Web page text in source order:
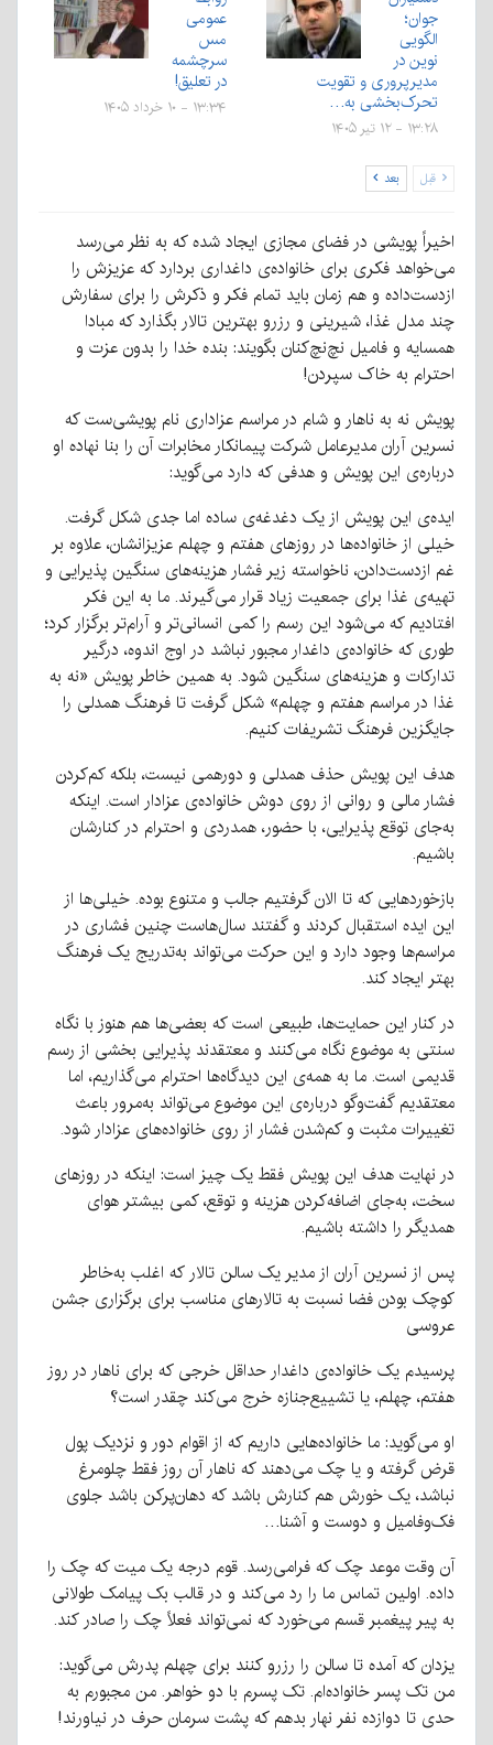
جوان؛
الگویی
نوین در
مدیرپروری و تقویت
تحرک‌بخشی به…
۱۳:۲۸ - ۱۲ تیر ۱۴۰۵
عمومی
مس
سرچشمه
در تعلیق!
۱۳:۳۴ - ۱۰ خرداد ۱۴۰۵
قبل بعد
اخیراً پویشی در فضای مجازی ایجاد شده که به نظر می‌رسد
می‌خواهد فکری برای خانواده‌ی داغداری بردارد که عزیزش را
ازدست‌داده و هم زمان باید تمام فکر و ذکرش را برای سفارش
چند مدل غذا، شیرینی و رزرو بهترین تالار بگذارد که مبادا
همسایه و فامیل نچ‌نچ‌کنان بگویند: بنده خدا را بدون عزت و
احترام به خاک سپردن!
پویش نه به ناهار و شام در مراسم عزاداری نام پویشی‌ست که
نسرین آران مدیرعامل شرکت پیمانکار مخابرات آن را بنا نهاده او
درباره‌ی این پویش و هدفی که دارد می‌گوید:
ایده‌ی این پویش از یک دغدغه‌ی ساده اما جدی شکل گرفت.
خیلی از خانواده‌ها در روزهای هفتم و چهلم عزیزانشان، علاوه بر
غم ازدست‌دادن، ناخواسته زیر فشار هزینه‌های سنگین پذیرایی و
تهیه‌ی غذا برای جمعیت زیاد قرار می‌گیرند. ما به این فکر
افتادیم که می‌شود این رسم را کمی انسانی‌تر و آرام‌تر برگزار کرد؛
طوری که خانواده‌ی داغدار مجبور نباشد در اوج اندوه، درگیر
تدارکات و هزینه‌های سنگین شود. به همین خاطر پویش «نه به
غذا در مراسم هفتم و چهلم» شکل گرفت تا فرهنگ همدلی را
جایگزین فرهنگ تشریفات کنیم.
هدف این پویش حذف همدلی و دورهمی نیست، بلکه کم‌کردن
فشار مالی و روانی از روی دوش خانواده‌ی عزادار است. اینکه
به‌جای توقع پذیرایی، با حضور، همدردی و احترام در کنارشان
باشیم.
بازخوردهایی که تا الان گرفتیم جالب و متنوع بوده. خیلی‌ها از
این ایده استقبال کردند و گفتند سال‌هاست چنین فشاری در
مراسم‌ها وجود دارد و این حرکت می‌تواند به‌تدریج یک فرهنگ
بهتر ایجاد کند.
در کنار این حمایت‌ها، طبیعی است که بعضی‌ها هم هنوز با نگاه
سنتی به موضوع نگاه می‌کنند و معتقدند پذیرایی بخشی از رسم
قدیمی است. ما به همه‌ی این دیدگاه‌ها احترام می‌گذاریم، اما
معتقدیم گفت‌وگو درباره‌ی این موضوع می‌تواند به‌مرور باعث
تغییرات مثبت و کم‌شدن فشار از روی خانواده‌های عزادار شود.
در نهایت هدف این پویش فقط یک چیز است: اینکه در روزهای
سخت، به‌جای اضافه‌کردن هزینه و توقع، کمی بیشتر هوای
همدیگر را داشته باشیم.
پس از نسرین آران از مدیر یک سالن تالار که اغلب به‌خاطر
کوچک بودن فضا نسبت به تالارهای مناسب برای برگزاری جشن
عروسی
پرسیدم یک خانواده‌ی داغدار حداقل خرجی که برای ناهار در روز
هفتم، چهلم، یا تشییع‌جنازه خرج می‌کند چقدر است؟
او می‌گوید: ما خانواده‌هایی داریم که از اقوام دور و نزدیک پول
قرض گرفته و یا چک می‌دهند که ناهار آن روز فقط چلومرغ
نباشد، یک خورش هم کنارش باشد که دهان‌پرکن باشد جلوی
فک‌وفامیل و دوست و آشنا…
آن وقت موعد چک که فرامی‌رسد. قوم درجه یک میت که چک را
داده. اولین تماس ما را رد می‌کند و در قالب بک پیامک طولانی
به پیر پیغمبر قسم می‌خورد که نمی‌تواند فعلاً چک را صادر کند.
یزدان که آمده تا سالن را رزرو کنند برای چهلم پدرش می‌گوید:
من تک پسر خانواده‌ام. تک پسرم با دو خواهر. من مجبورم به
حدی تا دوازده نفر نهار بدهم که پشت سرمان حرف در نیاورند!